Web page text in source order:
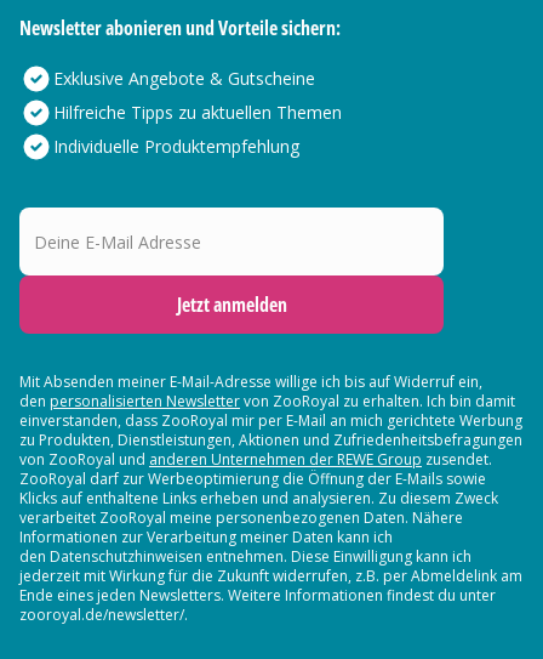
Newsletter abonieren und Vorteile sichern:
Exklusive Angebote & Gutscheine
Hilfreiche Tipps zu aktuellen Themen
Individuelle Produktempfehlung
Deine E-Mail Adresse
Jetzt anmelden
Mit Absenden meiner E-Mail-Adresse willige ich bis auf Widerruf ein,
den personalisierten Newslettervon ZooRoyal zu erhalten. Ich bin damit
einverstanden, dass ZooRoyal mir per E-Mail an mich gerichtete Werbung
zu Produkten, Dienstleistungen, Aktionen und Zufriedenheitsbefragungen
von ZooRoyal und anderen Unternehmen der REWE Group zusendet.
ZooRoyal darf zur Werbeoptimierung die Öffnung der E-Mails sowie
Klicks auf enthaltene Links erheben und analysieren. Zu diesem Zweck
verarbeitet ZooRoyal meine personenbezogenen Daten. Nähere
Informationen zur Verarbeitung meiner Daten kann ich
den Datenschutzhinweisen entnehmen. Diese Einwilligung kann ich
jederzeit mit Wirkung für die Zukunft widerrufen, z.B. per Abmeldelink am
Ende eines jeden Newsletters. Weitere Informationen findest du unter
zooroyal.de/newsletter/.